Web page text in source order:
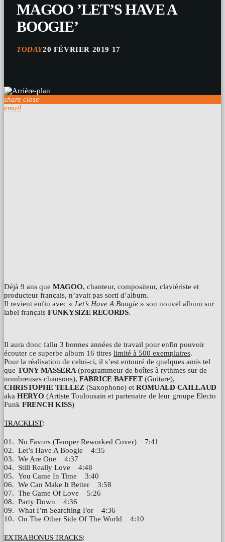
MAGOO ‎’LET’S HAVE A
BOOGIE’
TODAY20 FÉVRIER 2019 17
share close
email
Déjà 9 ans que MAGOO, chanteur, compositeur, claviériste et
producteur français, n’avait pas sorti d’album.
Il revient enfin avec « Let’s Have A Boogie » son nouvel album sur
label français FUNKYSIZE RECORDS.
Il aura donc fallu 3 bonnes années de travail pour enfin pouvoir
écouter ce superbe album 16 titres limité à 500 exemplaires.
Pour la réalisation de celui-ci, il s’est entouré de quelques amis tel
que TONY MASSERA (programmeur de boîtes à rythmes sur de
nombreuses chansons), FABRICE BAFFET(Guitare),
CHRISTOPHE TELLEZ(Saxophone) et ROMUALD CAILLAUD
aka HERYO (Artiste Toulousain et partenaire de leur groupe Electo
Funk FRENCH KISS)
TRACKLIST:
01. No Favors (Temper Reworked Cover) 7:41
02. Let’s Have A Boogie 4:35
03. We Are One 4:37
04. Still Really Love 4:48
05. You Came In Time 3:40
06. We Can Make It Better 3:58
07. The Game Of Love 5:26
08. Party Down 4:36
09. What I’m Searching For 4:36
10. On The Other Side Of The World 4:10
EXTRA BONUS TRACKS: